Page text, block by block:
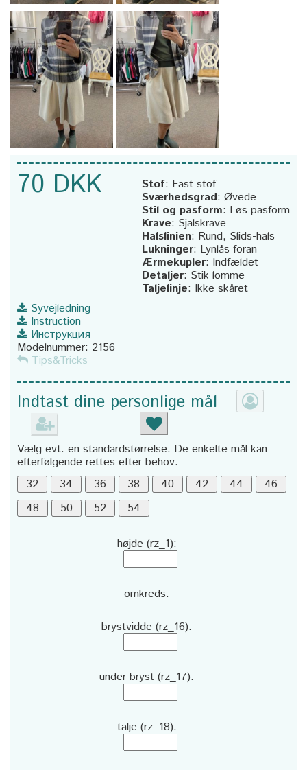
70 DKK Stof: Fast stof
Sværhedsgrad: Øvede
Stil og pasform: Løs pasform
Krave: Sjalskrave
Halslinien: Rund, Slids-hals
Lukninger: Lynlås foran
Ærmekupler: Indfældet
Detaljer: Stik lomme
Taljelinje: Ikke skåret
Syvejledning
Instruction
Инструкция
Modelnummer: 2156
Tips&Tricks
Indtast dine personlige mål
Vælg evt. en standardstørrelse. De enkelte mål kan
efterfølgende rettes efter behov:
højde (rz_1):
omkreds:
brystvidde (rz_16):
under bryst (rz_17):
talje (rz_18):